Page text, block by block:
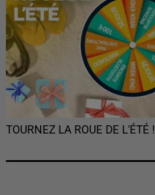
TOURNEZ LA ROUE DE L'ÉTÉ !